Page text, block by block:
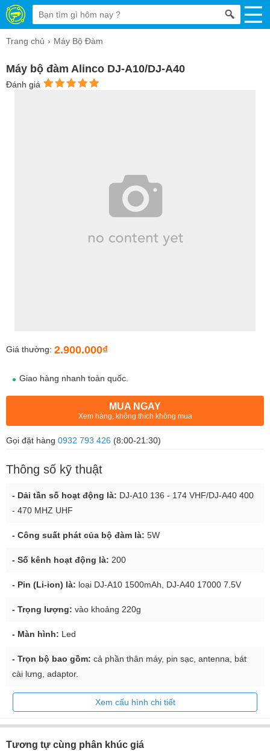
Trang chủ Máy Bộ Đàm
Máy bộ đàm Alinco DJ-A10/DJ-A40
Đánh giá
Giá thường: 2.900.000₫
Giao hàng nhanh toàn quốc.
MUA NGAY
Xem hàng, không thích không mua
Gọi đặt hàng 0932 793 426 (8:00-21:30)
Thông số kỹ thuật
- Dải tần số hoạt động là: DJ-A10 136 - 174 VHF/DJ-A40 400
- 470 MHZ UHF
- Công suất phát của bộ đàm là: 5W
- Số kênh hoạt động là: 200
- Pin (Li-ion) là: loại DJ-A10 1500mAh, DJ-A40 17000 7.5V
- Trọng lượng: vào khoảng 220g
- Màn hình: Led
- Trọn bộ bao gồm: cả phần thân máy, pin sạc, antenna, bát
cài lưng, adaptor.
Xem cấu hình chi tiết
Tương tự cùng phân khúc giá